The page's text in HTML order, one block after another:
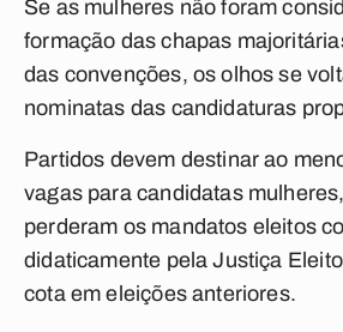
Se as mulheres não foram
formação das chapas
das convenções, os olhos se
nominatas das candidaturas
Partidos devem destinar ao
vagas para candidatas
perderam os mandatos eleitos
didaticamente pela Justiça
cota em eleições anteriores.